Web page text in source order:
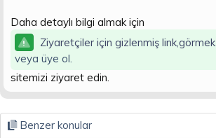
Daha detaylı bilgi almak için
Ziyaretçiler için gizlenmiş
veya üye ol.
sitemizi ziyaret edin.
Benzer konular